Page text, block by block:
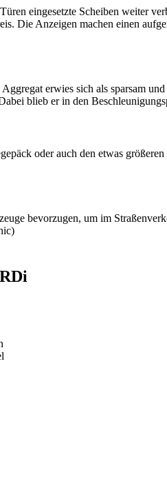
eingesetzte Scheiben weiter
Die Anzeigen machen einen
erwies sich als sparsam
blieb er in den
oder auch den etwas
bevorzugen, um im